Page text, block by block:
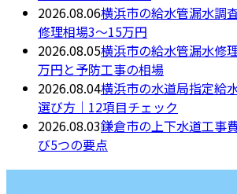
2026.08.06横浜市の給水管漏水調
修理相場3〜15万円
2026.08.05横浜市の給水管漏水修
万円と予防工事の相場
2026.08.04横浜市の水道局指定給
選び方｜12項目チェック
2026.08.03鎌倉市の上下水道工事
び5つの要点